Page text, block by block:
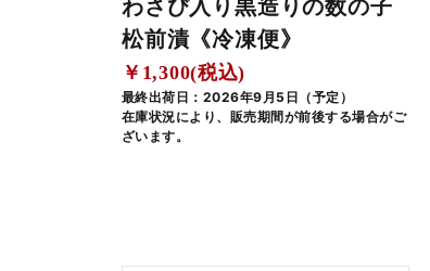
わさび入り黒造りの数の子
松前漬《冷凍便》
￥1,300(税込)
最終出荷日：2026年9月5日（予定）
在庫状況により、販売期間が前後する場合がご
ざいます。